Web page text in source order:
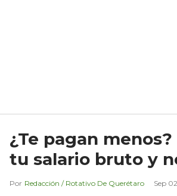
¿Te pagan
tu salario bruto y
Redacción / Rotativo De Querétaro Sep